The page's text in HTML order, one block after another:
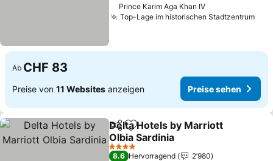
Prince Karim Aga Khan IV
Top-Lage im historischen Stadtzentrum
Ab CHF 83
Preise von 11 Websites anzeigen Preise sehen
TeilenZu Favoriten hinzufügen
Delta Hotels by Marriott
Olbia Sardinia
4 Sterne
8.6 Hervorragend
2’980